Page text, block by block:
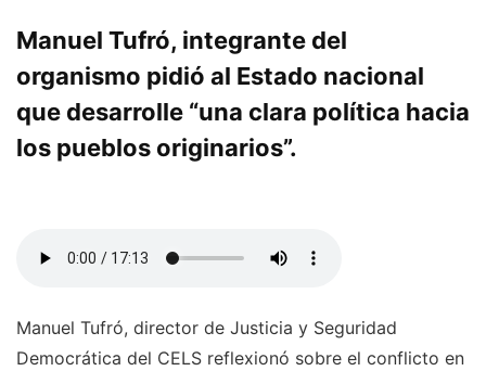
Manuel Tufró, integrante del
organismo pidió al Estado nacional
que desarrolle “una clara política hacia
los pueblos originarios”.
Manuel Tufró, director de Justicia y Seguridad
Democrática del CELS reflexionó sobre el conflicto en